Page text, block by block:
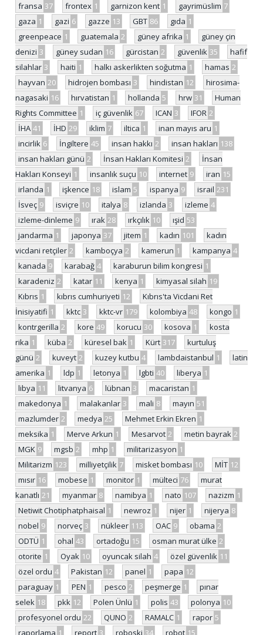
fransa 37 frontex 1 garnizon kent 1 gayrimüslim 7
gaza 1 gazi 6 gazze 13 GBT 86 gıda 1
greenpeace 1 guatemala 2 güney afrika 1
güney çin
denizi 3 güney sudan 16 gürcistan 2 güvenlik 35
hafif
silahlar 3 haiti 1 halkı askerlikten soğutma 1 hamas 2
hayvan 20 hidrojen bombası 3 hindistan 12
hirosima-
nagasaki 16 hırvatistan 1 hollanda 5 hrw 31
Human
Rights Committee 1 iç güvenlik 67 ICAN 3 IFOR 2
İHA 41 İHD 29 iklim 7 iltica 1 inan mayıs aru 1
incirlik 6 İngiltere 45 insan hakkı 2 insan hakları 138
insan hakları günü 2 İnsan Hakları Komitesi 2
İnsan
Hakları Konseyi 1 insanlık suçu 10 internet 9 iran 15
irlanda 1 işkence 18 islam 5 ispanya 9 israil 231
İsveç 9 isviçre 10 italya 8 izlanda 3 izleme 4
izleme-dinleme 9 ırak 28 ırkçılık 10 ışid 53
jandarma 1 japonya 37 jitem 1 kadın 101
kadın
vicdani retçiler 2 kamboçya 2 kamerun 1 kampanya 4
kanada 9 karabağ 4 karaburun bilim kongresi 1
karadeniz 2 katar 11 kenya 1 kimyasal silah 19
Kıbrıs 1 kıbrıs cumhuriyeti 12
Kıbrıs'ta Vicdani Ret
İnisiyatifi 1 kktc 3 kktc-vr 179 kolombiya 48 kongo 1
kontrgerilla 2 kore 49 korucu 30 kosova 1
kosta
rika 1 küba 2 küresel bak 1 Kürt 317
kurtuluş
günü 2 kuveyt 2 kuzey kutbu 4 lambdaistanbul 1
latin
amerika 1 ldp 1 letonya 1 lgbti 40 liberya 1
libya 11 litvanya 6 lübnan 3 macaristan 1
makedonya 1 malakanlar 3 mali 8 mayın 51
mazlumder 2 medya 25 Mehmet Erkin Ekren 1
meksika 1 Merve Arkun 1 Mesarvot 2 metin bayrak 2
MGK 9 mgsb 2 mhp 1 militarizasyon 1
Militarizm 123 milliyetçilik 7 misket bombası 10 MİT 12
mısır 16 mobese 1 monitor 1 mülteci 76
murat
kanatlı 21 myanmar 8 namibya 1 nato 107 nazizm 1
Netiwit Chotiphatphaisal 1 newroz 1 nijer 1 nijerya 8
nobel 9 norveç 3 nükleer 113 OAC 9 obama 2
ODTÜ 1 ohal 43 ortadoğu 15 osman murat ülke 2
otorite 1 Oyak 10 oyuncak silah 4 özel güvenlik 11
özel ordu 4 Pakistan 12 panel 1 papa 12
paraguay 1 PEN 1 pesco 2 peşmerge 1
pınar
selek 18 pkk 12 Polen Ünlü 1 polis 43 polonya 10
profesyonel ordu 22 QUNO 2 RAMALC 1 rapor 5
raporlama 1 report 3 roboski 34 robot 15